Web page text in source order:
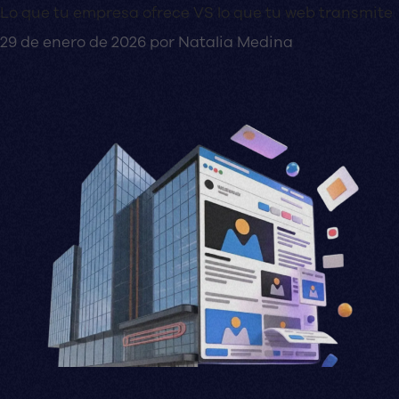
Lo que tu empresa ofrece VS lo que tu web transmite
29 de enero de 2026 por Natalia Medina